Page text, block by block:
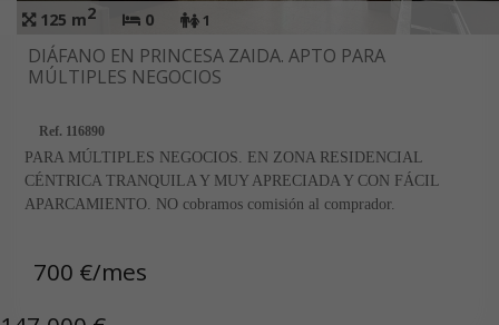
125 m2 0 1
DIÁFANO EN PRINCESA ZAIDA. APTO PARA
MÚLTIPLES NEGOCIOS
Ref. 116890
PARA MÚLTIPLES NEGOCIOS. EN ZONA RESIDENCIAL
CÉNTRICA TRANQUILA Y MUY APRECIADA Y CON FÁCIL
APARCAMIENTO. NO cobramos comisión al comprador.
700 €/mes